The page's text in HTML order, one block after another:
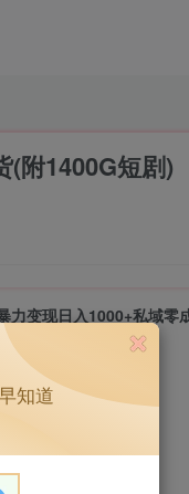
(附1400G短剧)
力变现日入1000+私域零
查看